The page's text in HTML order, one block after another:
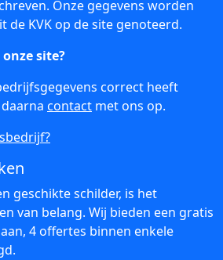
Onze gegevens worden
de KVK op de site genoteerd.
site?
correct heeft
contact met ons op.
geschikte schilder, is het
van belang. Wij bieden een gratis
4 offertes binnen enkele